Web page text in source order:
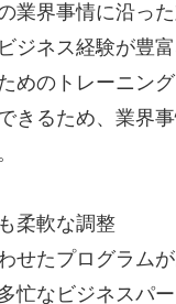
業界事情に沿っ
ジネス経験が豊
めのトレーニン
きるため、業界
柔軟な調整
せたプログラム
忙なビジネスパ